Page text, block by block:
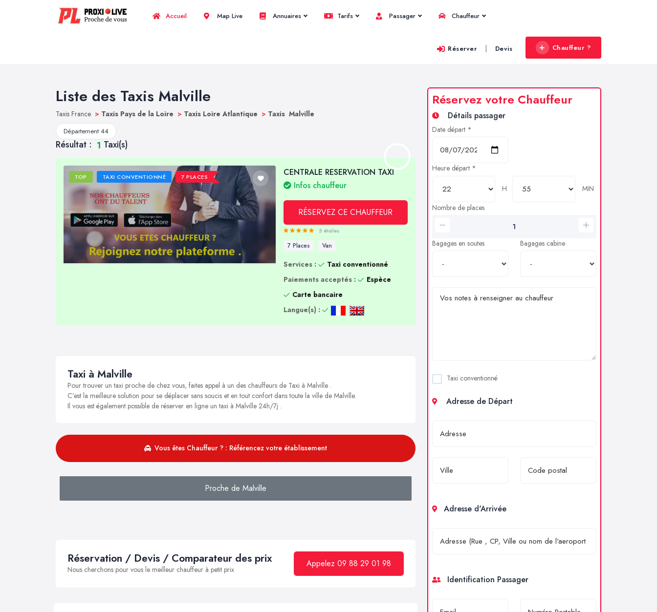
Accueil Map Live Annuaires Tarifs Passager Chauffeur
Réserver | Devis Chauffeur ?
Liste des Taxis Malville
Taxis France > Taxis Pays de la Loire > Taxis Loire Atlantique > Taxis Malville
Département 44
Résultat : 1 Taxi(s)
TOP TAXI CONVENTIONNÉ 7 PLACES
CENTRALE RESERVATION TAXI
Infos chauffeur
RÉSERVEZ CE CHAUFFEUR
5 étoiles
7 Places Van
Services :
Taxi conventionné
Paiements acceptés :
Espèce
Carte bancaire
Langue(s) :
Taxi à Malville
Pour trouver un taxi proche de chez vous, faites appel à un des chauffeurs de Taxi à Malville .
C’est la meilleure solution pour se déplacer sans soucis et en tout confort dans toute la ville de Malville.
Il vous est également possible de réserver en ligne un taxi à Malville 24h/7j .
Vous êtes Chauffeur ? : Référencez votre établissement
Proche de Malville
Réservation / Devis / Comparateur des prix
Nous cherchons pour vous le meilleur chauffeur à petit prix
Appelez 09 88 29 01 98
Réservez votre Chauffeur
Détails passager
Date départ *
Heure départ *
H
MIN
Nombre de places
Bagages en soutes Bagages cabine
Taxi conventionné
Adresse de Départ
Adresse d'Arrivée
Identification Passager